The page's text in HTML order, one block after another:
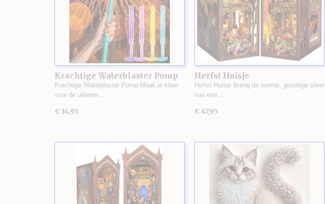
Krachtige Waterblaster Pomp
Krachtige Waterblaster Pomp Maak je klaar
voor de ultieme…
€ 14,95
Herfst Huisje
Herfst Huisje Breng de warme, gezellige sfeer
van een…
€ 47,95